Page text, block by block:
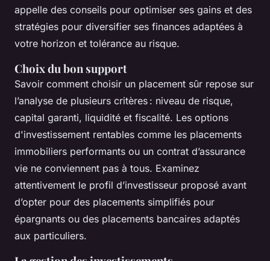
appelle des conseils pour optimiser ses gains et des
stratégies pour diversifier ses finances adaptées à
votre horizon et tolérance au risque.
Choix du bon support
Savoir comment choisir un placement sûr repose sur
l’analyse de plusieurs critères : niveau de risque,
capital garanti, liquidité et fiscalité. Les options
d'investissement rentables comme les placements
immobiliers performants ou un contrat d’assurance
vie ne conviennent pas à tous. Examinez
attentivement le profil d’investisseur proposé avant
d’opter pour des placements simplifiés pour
épargnants ou des placements bancaires adaptés
aux particuliers.